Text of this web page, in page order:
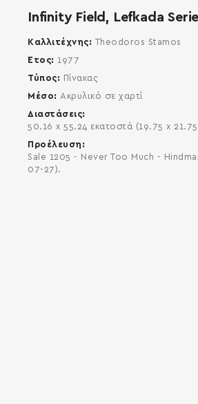
Infinity Field, Lefkada
Καλλιτέχνης
Theodoros Stamos
Έτος
1977
Τύπος
Πίνακας
Μέσο
Ακρυλικό σε χαρτί
Διαστάσεις
50.16 x 55.24 εκατοστά (19.75 x 21.75
Προέλευση
Sale 1205 - Never Too Much -
07-27).